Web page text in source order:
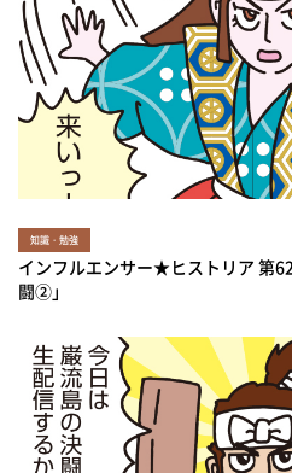
知識・勉強
インフルエンサー★ヒストリア 第
闘②」